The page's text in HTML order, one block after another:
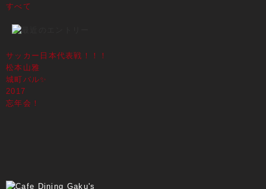
すべて
サッカー日本代表戦！！！
松本山雅
城町バル✨
2017
忘年会！